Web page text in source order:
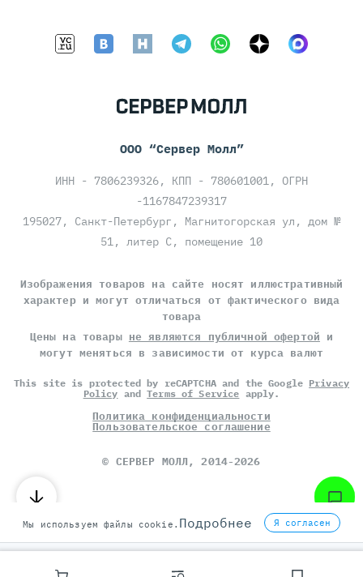
ООО “Сервер Молл”
ИНН - 7806239326, КПП - 780601001, ОГРН
-1167847239317
195027, Санкт-Петербург, Магнитогорская ул, дом №
51, литер С, помещение 10
Изображения товаров на сайте носят иллюстративный
характер и могут отличаться от фактического вида
товара
Цены на товары не являются публичной офертой и
могут меняться в зависимости от курса валют
This site is protected by reCAPTCHA and the Google Privacy
Policy andTerms of Service apply.
Политика конфиденциальности
Пользовательское соглашение
© СЕРВЕР МОЛЛ, 2014-2026
Мы используем файлы cookie. Подробнее Я согласен